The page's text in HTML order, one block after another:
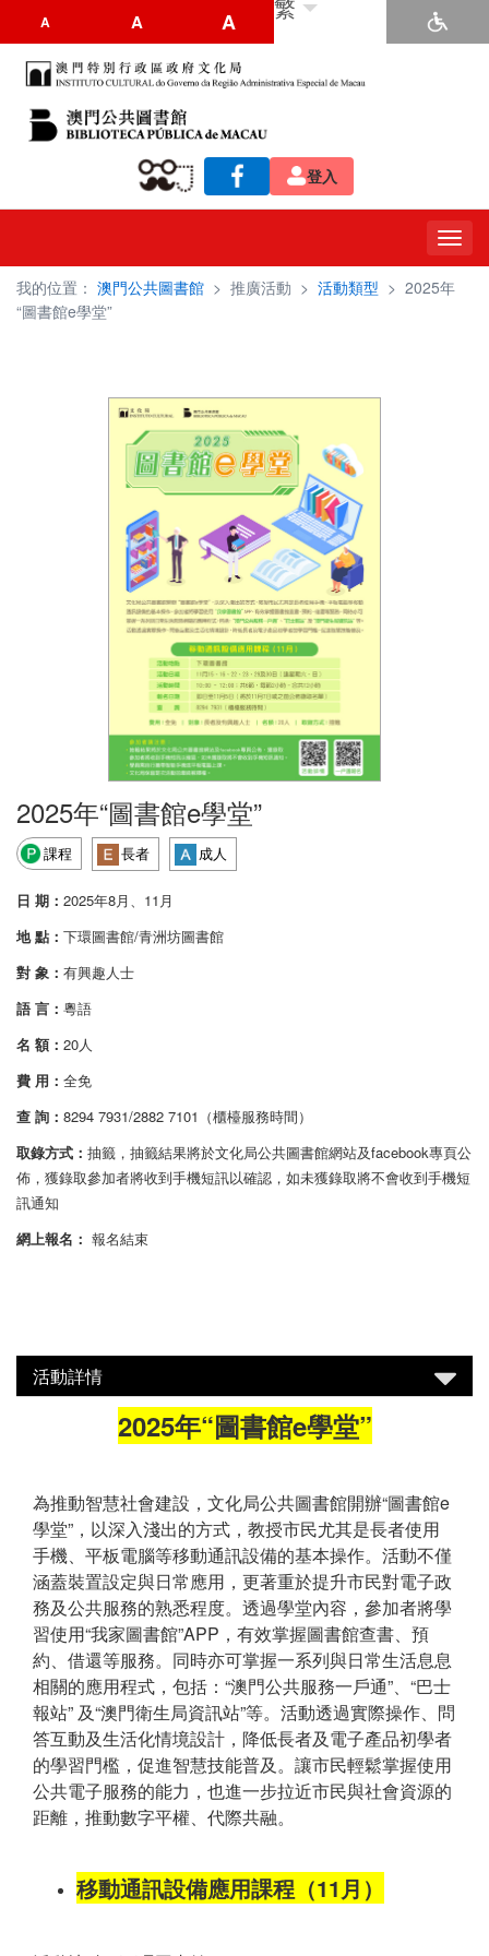
A A A 繁
登入
我的位置： 澳門公共圖書館 > 推廣活動 > 活動類型 > 2025年
“圖書館e學堂”
2025年“圖書館e學堂”
課程 長者 成人
日 期： 2025年8月、11月
地 點： 下環圖書館/青洲坊圖書館
對 象： 有興趣人士
語 言： 粵語
名 額： 20人
費 用： 全免
查 詢： 8294 7931/2882 7101（櫃檯服務時間）
取錄方式： 抽籤，抽籤結果將於文化局公共圖書館網站及facebook專頁公
佈，獲錄取參加者將收到手機短訊以確認，如未獲錄取將不會收到手機短
訊通知
網上報名： 報名結束
活動詳情
2025年“圖書館e學堂”
為推動智慧社會建設，文化局公共圖書館開辦“圖書館e
學堂”，以深入淺出的方式，教授市民尤其是長者使用
手機、平板電腦等移動通訊設備的基本操作。活動不僅
涵蓋裝置設定與日常應用，更著重於提升市民對電子政
務及公共服務的熟悉程度。透過學堂內容，參加者將學
習使用“我家圖書館”APP，有效掌握圖書館查書、預
約、借還等服務。同時亦可掌握一系列與日常生活息息
相關的應用程式，包括：“澳門公共服務一戶通”、“巴士
報站” 及“澳門衛生局資訊站”等。活動透過實際操作、問
答互動及生活化情境設計，降低長者及電子產品初學者
的學習門檻，促進智慧技能普及。讓市民輕鬆掌握使用
公共電子服務的能力，也進一步拉近市民與社會資源的
距離，推動數字平權、代際共融。
移動通訊設備應用課程（11月）